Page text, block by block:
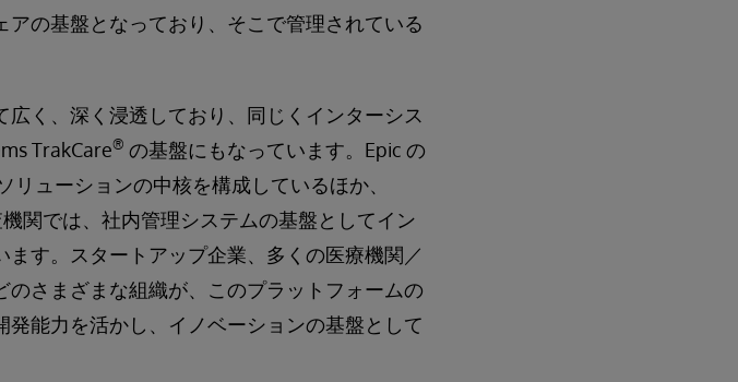
の基盤となっており、そこで管理されている
く、深く浸透しており、同じくインターシス
TrakCare® の基盤にもなっています。Epic の
ューションの中核を構成しているほか、
関では、社内管理システムの基盤としてイン
す。スタートアップ企業、多くの医療機関／
さまざまな組織が、このプラットフォームの
能力を活かし、イノベーションの基盤として